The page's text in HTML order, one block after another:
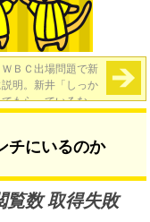
ＷＢＣ出場問題で新
明。新井「しっか
もらっているな、
と感じた」→
チにいるのか
覧数 取得失敗